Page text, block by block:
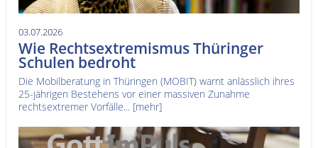
03.07.2026
Wie Rechtsextremismus Thüringer
Schulen bedroht
Die Mobilberatung in Thüringen (MOBIT) warnt anlässlich ihres
25-jährigen Bestehens vor einer massiven Zunahme
rechtsextremer Vorfälle... [mehr]